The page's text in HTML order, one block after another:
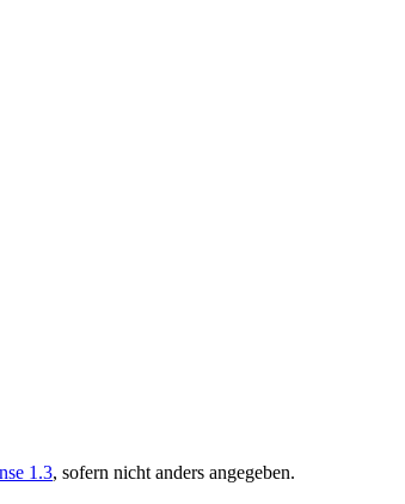
1.3, sofern nicht anders angegeben.